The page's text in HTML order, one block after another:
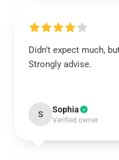
Didn’t expect much,
Strongly advise.
S Sophia
Verified owner